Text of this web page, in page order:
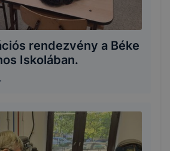
rendezvény a Béke
Iskolában.